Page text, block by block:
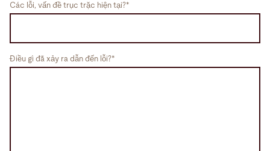
Các lỗi, vấn đề trục trặc hiện tại?*
Điều gì đã xảy ra dẫn đến lỗi?*